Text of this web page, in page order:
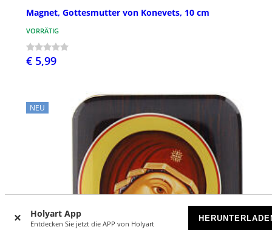
Holyart App
Entdecken Sie jetzt die APP von Holyart
Magnet, Gottesmutter von Konevets, 10 cm
VORRÄTIG
€ 5,99
NEU